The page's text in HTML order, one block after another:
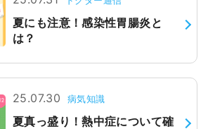
夏にも注意！感染性胃腸炎と
は？
25.07.30 病気知識
夏真っ盛り！熱中症について確